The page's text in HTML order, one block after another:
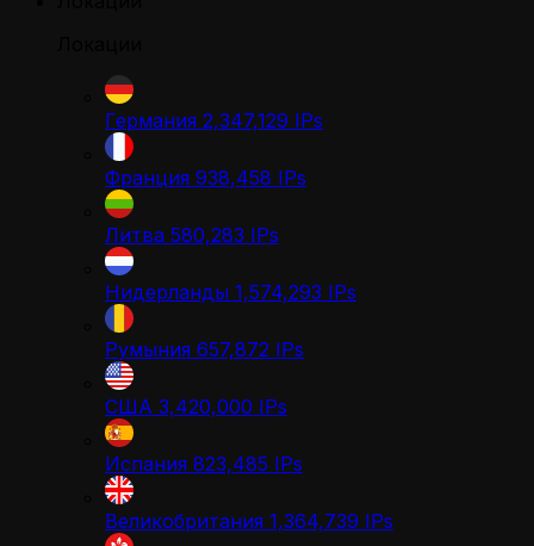
Германия 2,347,129 IPs
Франция 938,458 IPs
Литва 580,283 IPs
Нидерланды 1,574,293 IPs
Румыния 657,872 IPs
США 3,420,000 IPs
Испания 823,485 IPs
Великобритания 1,364,739 IPs